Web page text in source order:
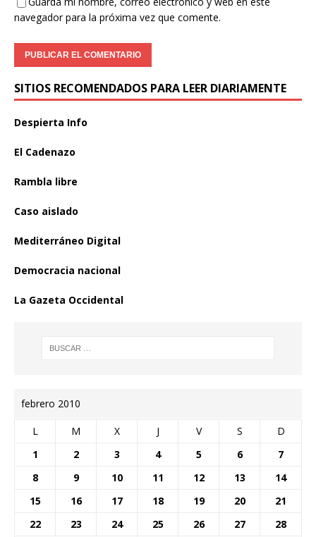
navegador para la próxima vez que comente.
SITIOS RECOMENDADOS PARA LEER DIARIAMENTE
Despierta Info
El Cadenazo
Rambla libre
Caso aislado
Mediterráneo Digital
Democracia nacional
La Gazeta Occidental
febrero 2010
L M X J V S D
1 2 3 4 5 6
7
8
9 10 11 12 13
14
15
16 17 18 19 20
21
22
23 24 25 26 27 28